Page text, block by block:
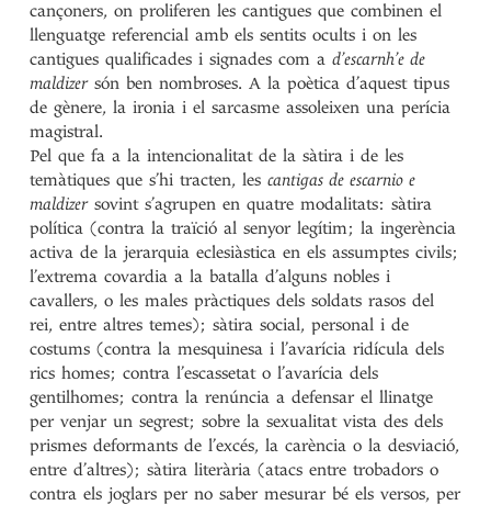
cançoners, on proliferen les cantigues que combinen el
llenguatge referencial amb els sentits ocults i on les
cantigues qualificades i signades com ad’escarnh’e de
maldizersón ben nombroses. A la poètica d’aquest tipus
de gènere, la ironia i el sarcasme assoleixen una perícia
magistral.
Pel que fa a la intencionalitat de la sàtira i de les
temàtiques que s’hi tracten, lescantigas de escarnio e
maldizersovint s’agrupen en quatre modalitats: sàtira
política (contra la traïció al senyor legítim; la ingerència
activa de la jerarquia eclesiàstica en els assumptes civils;
l’extrema covardia a la batalla d’alguns nobles i
cavallers, o les males pràctiques dels soldats rasos del
rei, entre altres temes); sàtira social, personal i de
costums (contra la mesquinesa i l’avarícia ridícula dels
rics homes; contra l’escassetat o l’avarícia dels
gentilhomes; contra la renúncia a defensar el llinatge
per venjar un segrest; sobre la sexualitat vista des dels
prismes deformants de l’excés, la carència o la desviació,
entre d’altres); sàtira literària (atacs entre trobadors o
contra els joglars per no saber mesurar bé els versos, per